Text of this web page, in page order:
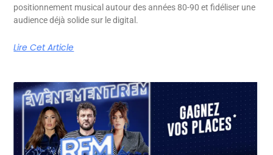
positionnement musical autour des années 80-90 et fidéliser une
audience déjà solide sur le digital.
Lire Cet Article